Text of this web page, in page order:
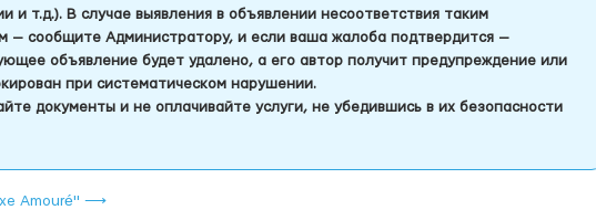
и т.д.). В случае выявления в объявлении несоответствия таким
— сообщите Администратору, и если ваша жалоба подтвердится —
объявление будет удалено, а его автор получит предупреждение или
при систематическом нарушении.
документы и не оплачивайте услуги, не убедившись в их безопасности
Amouré" ⟶